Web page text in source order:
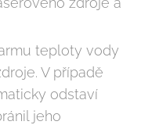
teploty vody
V případě
odstaví
jeho